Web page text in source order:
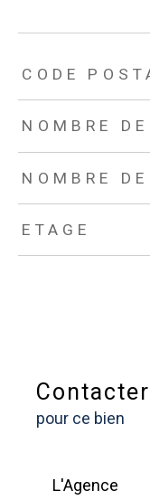
CODE
NOMBRE
NOMBRE
ETAGE
Contacter
pour ce bien
L'Agence